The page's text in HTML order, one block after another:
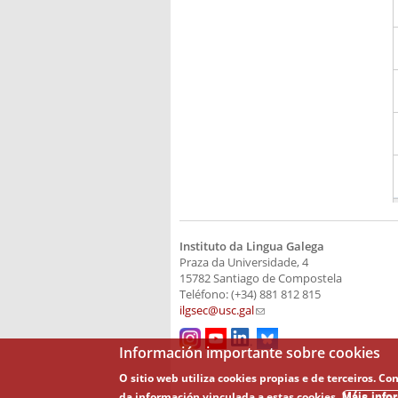
Instituto da Lingua Galega
Praza da Universidade, 4
15782 Santiago de Compostela
Teléfono: (+34) 881 812 815
ilgsec@usc.gal(link sends e-mail)
Información importante sobre cookies
O sitio web utiliza cookies propias e de terceiros.